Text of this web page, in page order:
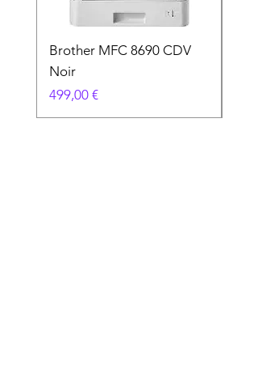
Brother MFC 8690 CDV
Noir
Prix
499,00 €